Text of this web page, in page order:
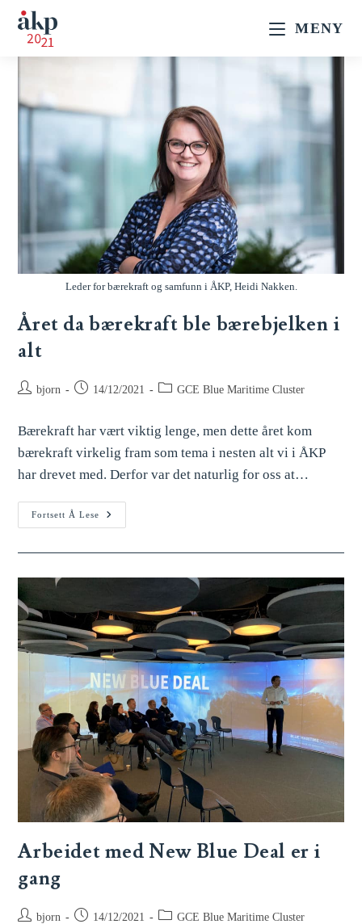
MENY
Leder for bærekraft og samfunn i ÅKP, Heidi Nakken.
Året da bærekraft ble bærebjelken i
alt
bjorn 14/12/2021 GCE Blue Maritime Cluster
Bærekraft har vært viktig lenge, men dette året kom
bærekraft virkelig fram som tema i nesten alt vi i ÅKP
har drevet med. Derfor var det naturlig for oss at…
Fortsett Å Lese
Arbeidet med New Blue Deal er i
gang
bjorn 14/12/2021 GCE Blue Maritime Cluster